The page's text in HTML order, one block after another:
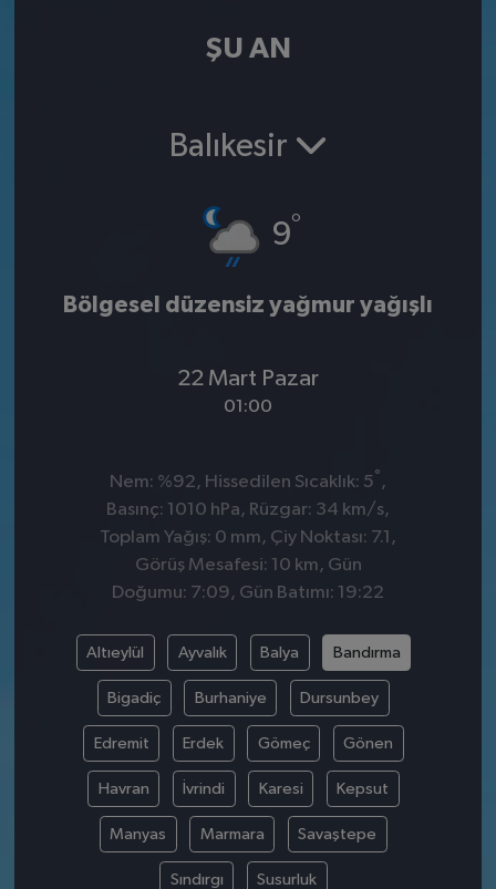
ŞU AN
Balıkesir
9°
Bölgesel düzensiz yağmur yağışlı
22 Mart Pazar
01:00
Nem: %92, Hissedilen Sıcaklık: 5° ,
Basınç: 1010 hPa, Rüzgar: 34 km/s,
Toplam Yağış: 0 mm, Çiy Noktası: 7.1,
Görüş Mesafesi: 10 km, Gün
Doğumu: 7:09, Gün Batımı: 19:22
Altıeylül Ayvalık Balya Bandırma
Bigadiç Burhaniye Dursunbey
Edremit Erdek Gömeç Gönen
Havran İvrindi Karesi Kepsut
Manyas Marmara Savaştepe
Sındırgı Susurluk